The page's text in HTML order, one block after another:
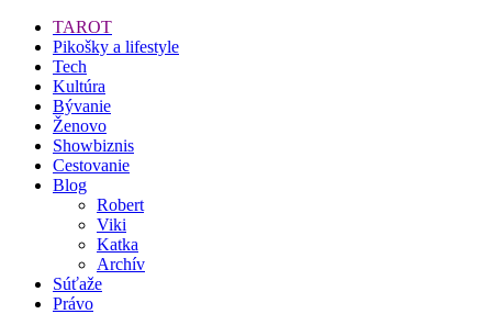
TAROT
Pikošky a lifestyle
Tech
Kultúra
Bývanie
Ženovo
Showbiznis
Cestovanie
Blog
Robert
Viki
Katka
Archív
Súťaže
Právo